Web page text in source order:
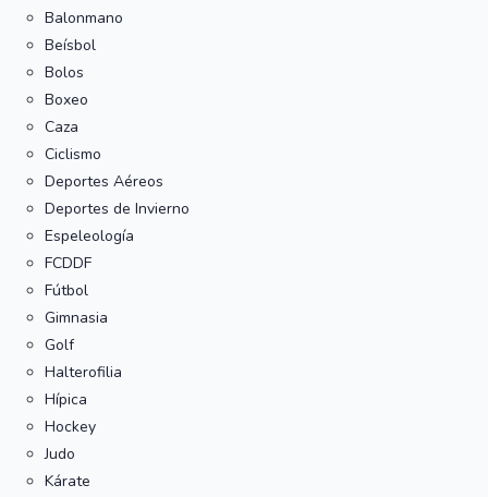
Balonmano
Beísbol
Bolos
Boxeo
Caza
Ciclismo
Deportes Aéreos
Deportes de Invierno
Espeleología
FCDDF
Fútbol
Gimnasia
Golf
Halterofilia
Hípica
Hockey
Judo
Kárate